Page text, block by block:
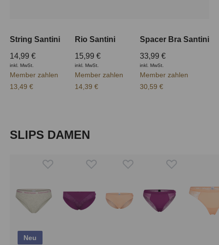
String Santini
14,99 €
inkl. MwSt.
Member zahlen
13,49 €
Rio Santini
15,99 €
inkl. MwSt.
Member zahlen
14,39 €
Spacer Bra Santini
33,99 €
inkl. MwSt.
Member zahlen
30,59 €
Produktgalerie überspringen
SLIPS DAMEN
Neu